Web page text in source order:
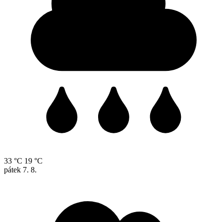
33 °C 19 °C
pátek 7. 8.